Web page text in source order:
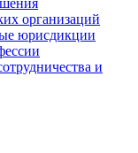
организаций
юрисдикции
и